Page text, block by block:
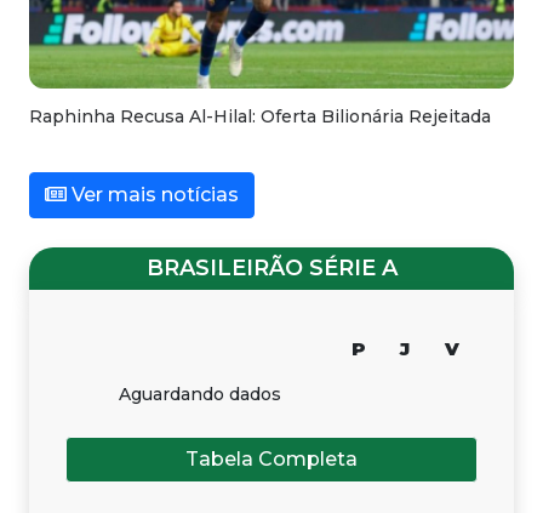
Raphinha Recusa Al-Hilal: Oferta Bilionária Rejeitada
Ver mais notícias
BRASILEIRÃO SÉRIE A
P J V
Aguardando dados
Tabela Completa